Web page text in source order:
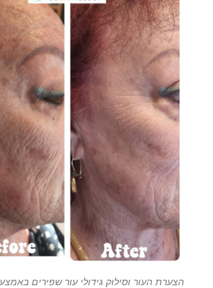
הצערת העור וסילוק גידולי עור שפירים